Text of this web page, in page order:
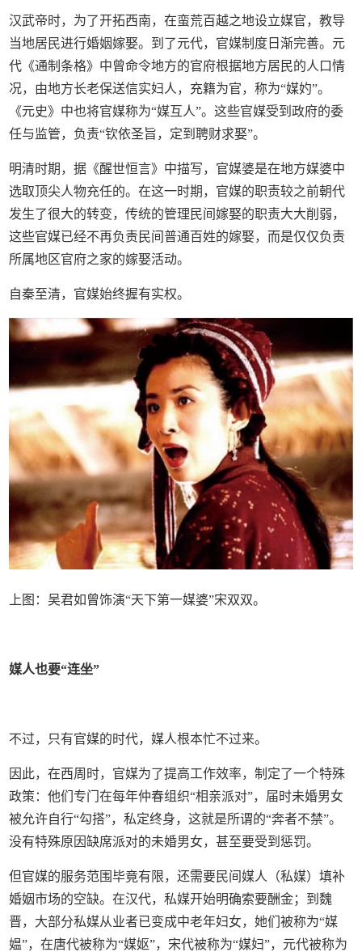
汉武帝时，为了开拓西南，在蛮荒百越之地设立媒官，教导
当地居民进行婚姻嫁娶。到了元代，官媒制度日渐完善。元
代《通制条格》中曾命令地方的官府根据地方居民的人口情
况，由地方长老保送信实妇人，充籍为官，称为“媒妁”。
《元史》中也将官媒称为“媒互人”。这些官媒受到政府的委
任与监管，负责“钦依圣旨，定到聘财求娶”。
明清时期，据《醒世恒言》中描写，官媒婆是在地方媒婆中
选取顶尖人物充任的。在这一时期，官媒的职责较之前朝代
发生了很大的转变，传统的管理民间嫁娶的职责大大削弱，
这些官媒已经不再负责民间普通百姓的嫁娶，而是仅仅负责
所属地区官府之家的嫁娶活动。
自秦至清，官媒始终握有实权。
上图：吴君如曾饰演“天下第一媒婆”宋双双。
媒人也要“连坐”
不过，只有官媒的时代，媒人根本忙不过来。
因此，在西周时，官媒为了提高工作效率，制定了一个特殊
政策：他们专门在每年仲春组织“相亲派对”，届时未婚男女
被允许自行“勾搭”，私定终身，这就是所谓的“奔者不禁”。
没有特殊原因缺席派对的未婚男女，甚至要受到惩罚。
但官媒的服务范围毕竟有限，还需要民间媒人（私媒）填补
婚姻市场的空缺。在汉代，私媒开始明确索要酬金；到魏
晋，大部分私媒从业者已变成中老年妇女，她们被称为“媒
媪”，在唐代被称为“媒妪”，宋代被称为“媒妇”，元代被称为